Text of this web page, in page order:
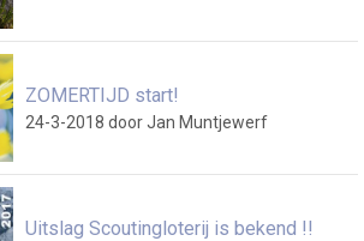
ZOMERTIJD start!
24-3-2018 door Jan Muntjewerf
Uitslag Scoutingloterij is bekend !!